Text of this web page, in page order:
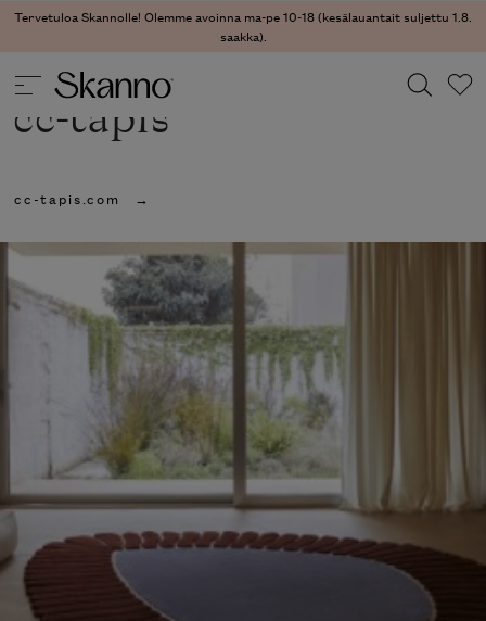
Tervetuloa Skannolle! Olemme avoinna ma-pe 10-18 (kesälauantait suljettu 1.8.
saakka).
Type 2 or more characters for results.
cc-tapis
cc-tapis.com